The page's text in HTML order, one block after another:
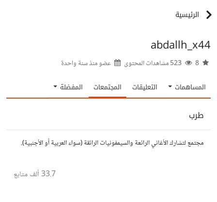
الرئيسية
abdallh_x44
عضو منذسنة واحدة
المساهمات التعليقات المجتمعات المفضلة
طرب
مجتمع لتشارك الأغاني الرائعة والسيمفونيات الرائقة (سواء العربية أو الأجنبية).
33.7 ألف متابع